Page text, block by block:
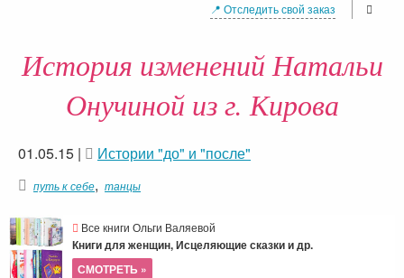
📍 Отследить свой заказ
История изменений Натальи
Онучиной из г. Кирова
01.05.15 | Истории "до" и "после"
путь к себе, танцы
Все книги Ольги Валяевой
Книги для женщин, Исцеляющие сказки и др.
СМОТРЕТЬ »